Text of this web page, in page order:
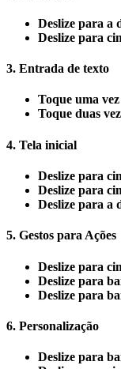
Deslize para a
Deslize para
3. Entrada de texto
Toque uma
Toque duas
4. Tela inicial
Deslize para
Deslize para
Deslize para a
5. Gestos para Ações
Deslize para
Deslize para
Deslize para
6. Personalização
Deslize para